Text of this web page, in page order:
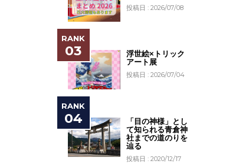
投稿日 : 2026/07/08
浮世絵×トリック
アート展
投稿日 : 2026/07/04
「目の神様」とし
て知られる青倉神
社までの道のりを
辿る
投稿日 : 2020/12/17